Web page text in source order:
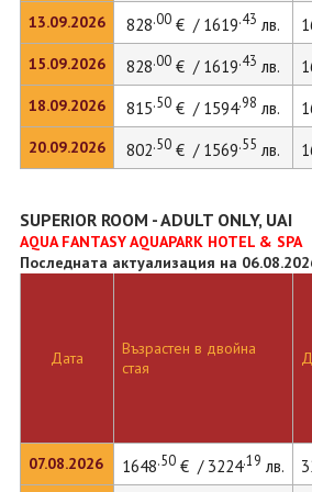
13.09.2026
15.09.2026
18.09.2026
20.09.2026
828.00€ / 1619.43 лв.
828.00€ / 1619.43 лв.
815.50€ / 1594.98 лв.
802.50€ / 1569.55 лв.
SUPERIOR ROOM - ADULT ONLY, UAI
AQUA FANTASY AQUAPARK HOTEL & SPA
Последната актуализация на
Дата
07.08.2026
Възрастен в двойна
стая
1648.50€ / 3224.19 лв.